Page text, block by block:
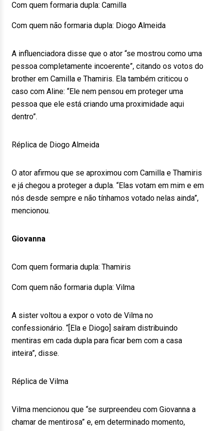
Com quem formaria dupla: Camilla
Com quem não formaria dupla: Diogo Almeida
A influenciadora disse que o ator “se mostrou como uma
pessoa completamente incoerente”, citando os votos do
brother em Camilla e Thamiris. Ela também criticou o
caso com Aline: “Ele nem pensou em proteger uma
pessoa que ele está criando uma proximidade aqui
dentro”.
Réplica de Diogo Almeida
O ator afirmou que se aproximou com Camilla e Thamiris
e já chegou a proteger a dupla. “Elas votam em mim e em
nós desde sempre e não tínhamos votado nelas ainda”,
mencionou.
Giovanna
Com quem formaria dupla: Thamiris
Com quem não formaria dupla: Vilma
A sister voltou a expor o voto de Vilma no
confessionário. “[Ela e Diogo] saíram distribuindo
mentiras em cada dupla para ficar bem com a casa
inteira”, disse.
Réplica de Vilma
Vilma mencionou que “se surpreendeu com Giovanna a
chamar de mentirosa” e, em determinado momento,